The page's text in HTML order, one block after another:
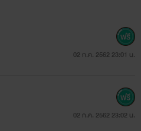
02 ก.ค. 2562 23:01 น.
02 ก.ค. 2562 23:02 น.